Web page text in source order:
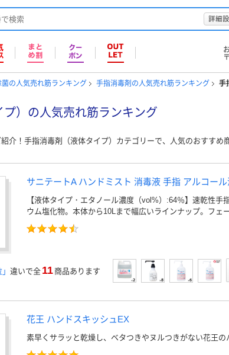
詳細
菌の人気売れ筋ランキング 手指消毒剤の人気売れ筋ランキング 手
）の人気売れ筋ランキング
介！手指消毒剤（液体タイプ）カテゴリーで、人気のおすすめ
サニテートA ハンドミスト 消毒液 手指 アルコー
【液体タイプ・エタノール濃度（vol%）:64％】速乾性手
ウム塩化物。本体から10Lまで幅広いラインナップ。フェ
違いで全 11 商品あります
花王 ハンドスキッシュEX
素早くサラッと乾燥し、ベタつきやヌルつきがない花王の